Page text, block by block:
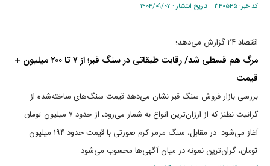
کد خبر: ۳۴۰۵۴۵ تاریخ انتشار : ۱۴۰۴/۰۹/۰۷
اقتصاد ۲۴ گزارش می‌دهد؛
مرگ هم قسطی شد/ رقابت طبقاتی در سنگ قبر؛ از ۷ تا ۲۰۰ میلیون +
قیمت
بررسی بازار فروش سنگ قبر نشان می‌دهد قیمت سنگ‌های ساخته‌شده از
گرانیت نطنز که از ارزان‌ترین انواع به شمار می‌رود، از حدود ۷ میلیون تومان
آغاز می‌شود. در مقابل، سنگ مرمر کرم صورتی با قیمت حدود ۱۹۴ میلیون
تومان، گران‌ترین نمونه در میان آگهی‌ها محسوب می‌شود.